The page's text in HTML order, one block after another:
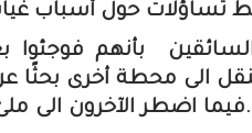
تساؤلات حول أسباب
بأنهم فوجئوا
الى محطة أخرى